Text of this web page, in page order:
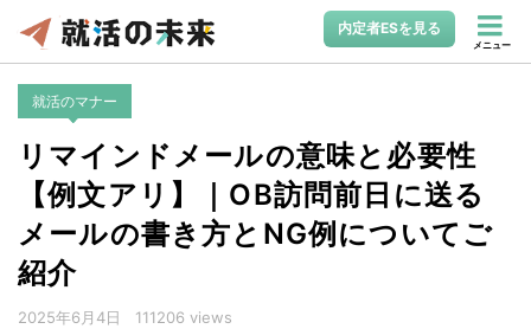
内定者ESを見る
メニュー
就活のマナー
リマインドメールの意味と必要性
【例文アリ】｜OB訪問前日に送る
メールの書き方とNG例についてご
紹介
2025年6月4日 111206 views